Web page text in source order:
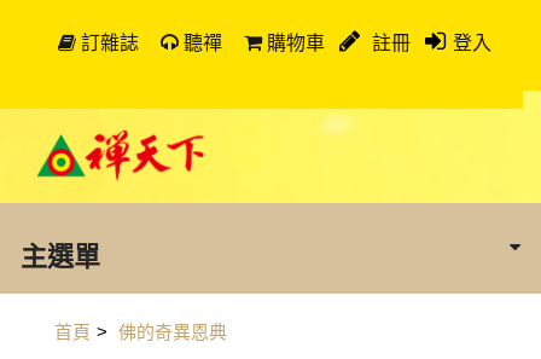
訂雜誌 聽禪 購物車 註冊 登入
主選單
首頁 > 佛的奇異恩典